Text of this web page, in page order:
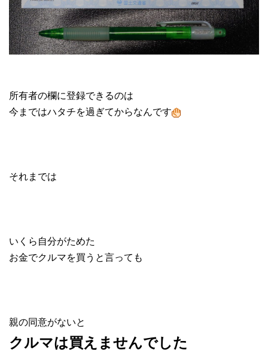
所有者の欄に登録できるのは
今まではハタチを過ぎてからなんです
それまでは
いくら自分がためた
お金でクルマを買うと言っても
親の同意がないと
クルマは買えませんでした